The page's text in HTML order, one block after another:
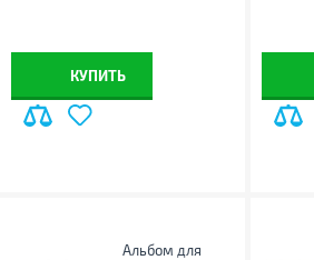
КУПИТЬ
Альбом для